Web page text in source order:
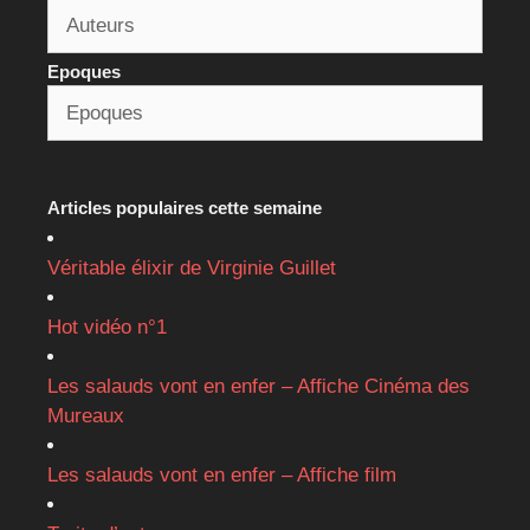
Epoques
Articles populaires cette semaine
Véritable élixir de Virginie Guillet
Hot vidéo n°1
Les salauds vont en enfer – Affiche Cinéma des
Mureaux
Les salauds vont en enfer – Affiche film